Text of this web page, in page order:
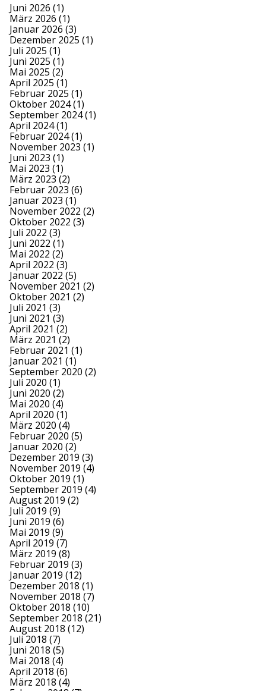
Juni 2026 (1)
März 2026 (1)
Januar 2026 (3)
Dezember 2025 (1)
Juli 2025 (1)
Juni 2025 (1)
Mai 2025 (2)
April 2025 (1)
Februar 2025 (1)
Oktober 2024(1)
September 2024(1)
April 2024(1)
Februar 2024(1)
November 2023 (1)
Juni 2023 (1)
Mai 2023 (1)
März 2023 (2)
Februar 2023 (6)
Januar 2023 (1)
November 2022 (2)
Oktober 2022 (3)
Juli 2022 (3)
Juni 2022 (1)
Mai 2022 (2)
April 2022 (3)
Januar 2022 (5)
November 2021 (2)
Oktober 2021 (2)
Juli 2021 (3)
Juni 2021 (3)
April 2021 (2)
März 2021 (2)
Februar 2021 (1)
Januar 2021 (1)
September 2020 (2)
Juli 2020 (1)
Juni 2020 (2)
Mai 2020 (4)
April 2020 (1)
März 2020 (4)
Februar 2020 (5)
Januar 2020 (2)
Dezember 2019 (3)
November 2019 (4)
Oktober 2019 (1)
September 2019 (4)
August 2019 (2)
Juli 2019 (9)
Juni 2019 (6)
Mai 2019 (9)
April 2019 (7)
März 2019 (8)
Februar 2019 (3)
Januar 2019 (12)
Dezember 2018 (1)
November 2018 (7)
Oktober 2018 (10)
September 2018 (21)
August 2018 (12)
Juli 2018 (7)
Juni 2018 (5)
Mai 2018 (4)
April 2018 (6)
März 2018 (4)